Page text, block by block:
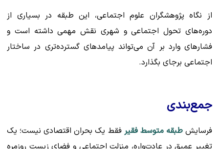
از نگاه پژوهشگران علوم اجتماعی، این طبقه در بسیاری از
دوره‌های تحول اجتماعی و شهری نقش مهمی داشته است و
فشارهای وارد بر آن می‌تواند پیامدهای گسترده‌تری در ساختار
اجتماعی برجای بگذارد.
جمع‌بندی
فرسایشطبقه متوسط فقیر فقط یک بحران اقتصادی نیست؛ یک